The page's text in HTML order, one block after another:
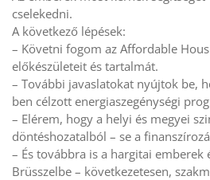
cselekedni.
A következő lépések:
– Követni fogom az Affordable
előkészületeit és tartalmát.
– További javaslatokat nyújtok be,
ben célzott energiaszegénységi
– Elérem, hogy a helyi és megyei
döntéshozatalból – se a
– És továbbra is a hargitai emberek
Brüsszelbe – következetesen,